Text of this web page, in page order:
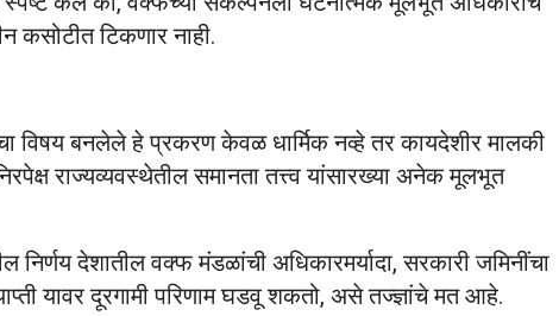
कसोटीत टिकणार नाही.
विषय बनलेले हे प्रकरण केवळ धार्मिक नव्हे तर कायदेशीर मालकी
राज्यव्यवस्थेतील समानता तत्त्व यांसारख्या अनेक मूलभूत
निर्णय देशातील वक्फ मंडळांची अधिकारमर्यादा, सरकारी जमिनींचा
यावर दूरगामी परिणाम घडवू शकतो, असे तज्ज्ञांचे मत आहे.